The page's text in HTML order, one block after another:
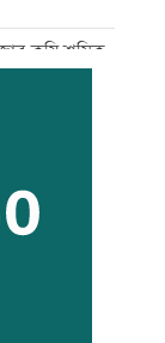
কৃষি শ্রমিক
কাঠামোয়
চাইল